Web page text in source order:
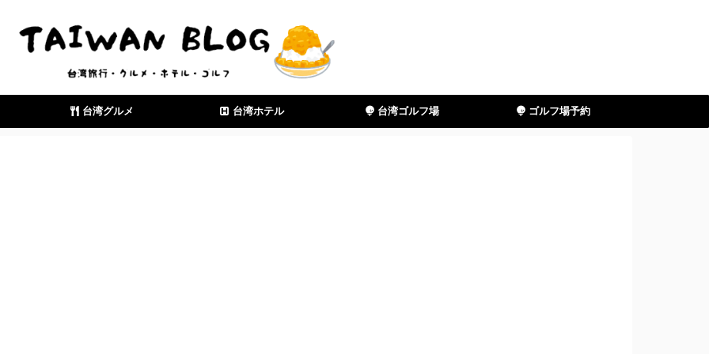
台湾グルメ 台湾ホテル 台湾ゴルフ場 ゴルフ場予約